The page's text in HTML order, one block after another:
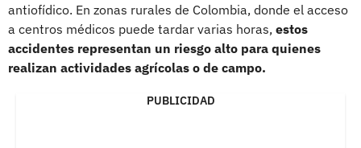
antiofídico. En zonas rurales de Colombia, donde el acceso
a centros médicos puede tardar varias horas, estos
accidentes representan un riesgo alto para quienes
realizan actividades agrícolas o de campo.
PUBLICIDAD